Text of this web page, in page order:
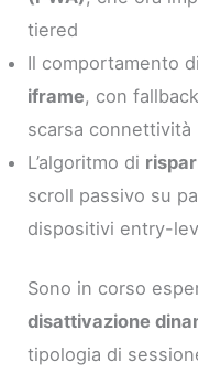
tiered
Il comportamento di
iframe, con
scarsa connettività
L’algoritmo di
scroll passivo su
dispositivi entry-
Sono in corso
disattivazione
tipologia di